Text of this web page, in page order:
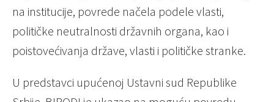
na institucije, povrede načela podele vlasti,
političke neutralnosti državnih organa, kao i
poistovećivanja države, vlasti i političke stranke.
U predstavci upućenoj Ustavni sud Republike